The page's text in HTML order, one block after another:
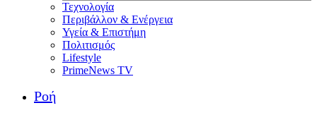
Τεχνολογία
Περιβάλλον & Ενέργεια
Υγεία & Επιστήμη
Πολιτισμός
Lifestyle
PrimeNews TV
Ροή